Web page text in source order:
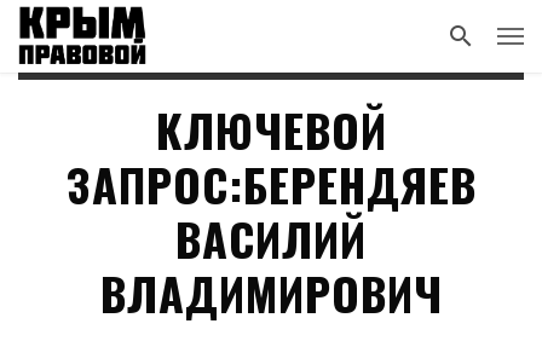
КЛЮЧЕВОЙ
ЗАПРОС:БЕРЕНДЯЕВ
ВАСИЛИЙ
ВЛАДИМИРОВИЧ